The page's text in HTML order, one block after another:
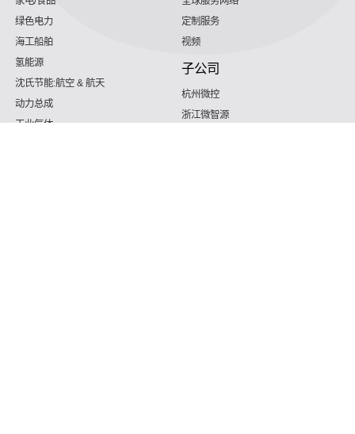
绿色电力
海工船舶
氢能源
沈氏节能:航空 & 航天
动力总成
工业气体
定制服务
视频
子公司
杭州微控
浙江微智源